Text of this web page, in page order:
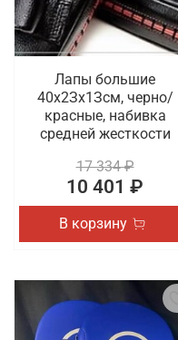
Лапы большие
40х2Зх1Зсм, черно/
красные, набивка
средней жесткости
17 334 ₽
10 401 ₽
В корзину